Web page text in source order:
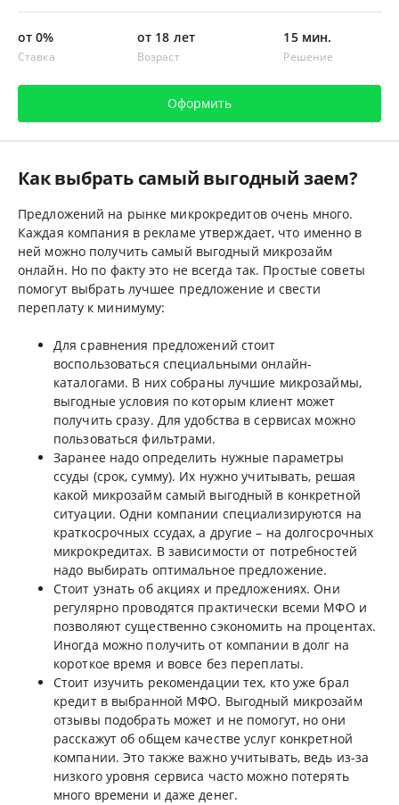
от 0%
Ставка
от 18 лет
Возраст
15 мин.
Решение
Оформить
Как выбрать самый выгодный заем?
Предложений на рынке микрокредитов очень много.
Каждая компания в рекламе утверждает, что именно в
ней можно получить самый выгодный микрозайм
онлайн. Но по факту это не всегда так. Простые советы
помогут выбрать лучшее предложение и свести
переплату к минимуму:
Для сравнения предложений стоит
воспользоваться специальными онлайн-
каталогами. В них собраны лучшие микрозаймы,
выгодные условия по которым клиент может
получить сразу. Для удобства в сервисах можно
пользоваться фильтрами.
Заранее надо определить нужные параметры
ссуды (срок, сумму). Их нужно учитывать, решая
какой микрозайм самый выгодный в конкретной
ситуации. Одни компании специализируются на
краткосрочных ссудах, а другие – на долгосрочных
микрокредитах. В зависимости от потребностей
надо выбирать оптимальное предложение.
Стоит узнать об акциях и предложениях. Они
регулярно проводятся практически всеми МФО и
позволяют существенно сэкономить на процентах.
Иногда можно получить от компании в долг на
короткое время и вовсе без переплаты.
Стоит изучить рекомендации тех, кто уже брал
кредит в выбранной МФО. Выгодный микрозайм
отзывы подобрать может и не помогут, но они
расскажут об общем качестве услуг конкретной
компании. Это также важно учитывать, ведь из-за
низкого уровня сервиса часто можно потерять
много времени и даже денег.